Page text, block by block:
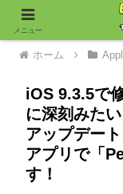
ホーム
iOS 9.3.5で
に深刻みた
アップデー
アプリで「
す！
メニュー